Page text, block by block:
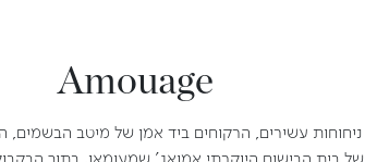
Amouage
ניחוחות עשירים, הרקוחים ביד אמן של מיטב הבשמים,